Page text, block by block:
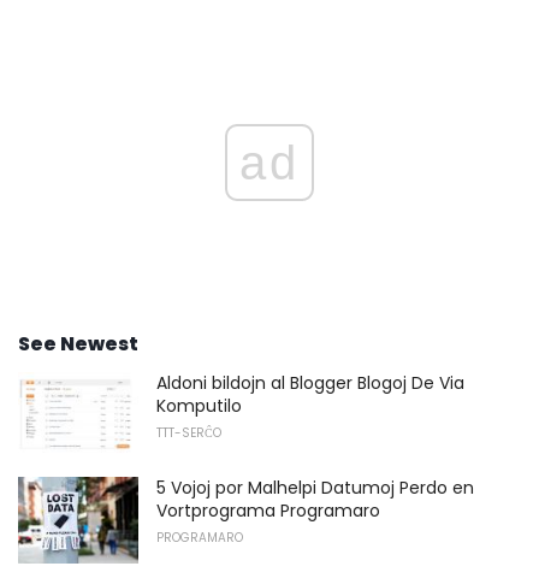
ad
See Newest
Aldoni bildojn al Blogger Blogoj De Via
Komputilo
TTT-SERĈO
5 Vojoj por Malhelpi Datumoj Perdo en
Vortprograma Programaro
PROGRAMARO